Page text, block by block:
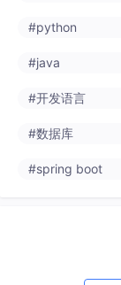
#python
#java
#开发语言
#数据库
#spring boot